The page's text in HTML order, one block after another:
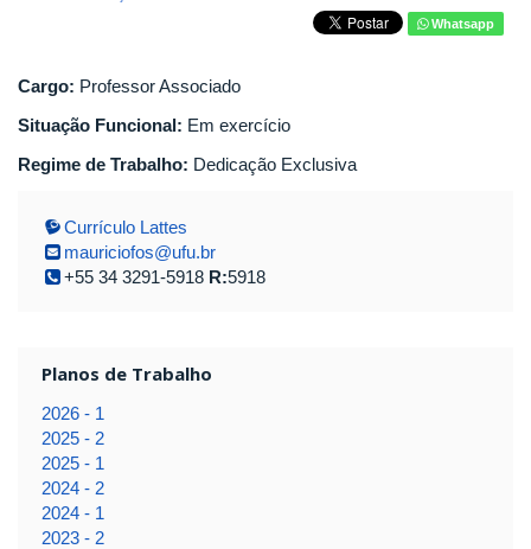
Whatsapp
Cargo: Professor Associado
Situação Funcional: Em exercício
Regime de Trabalho: Dedicação Exclusiva
Currículo Lattes
mauriciofos@ufu.br
+55 34 3291-5918 R:5918
Planos de Trabalho
2026 - 1
2025 - 2
2025 - 1
2024 - 2
2024 - 1
2023 - 2